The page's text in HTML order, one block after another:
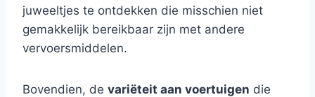
juweeltjes te ontdekken die misschien niet
gemakkelijk bereikbaar zijn met andere
vervoersmiddelen.
Bovendien, de variëteit aan voertuigen die